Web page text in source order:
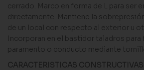
cerrado. Marco en forma de L para ser
directamente. Mantiene la
de un local con respecto al exterior u
Incorporan en el bastidor taladros para
paramento o conducto mediante
CARACTERISTICAS CONSTRUCTIVAS: